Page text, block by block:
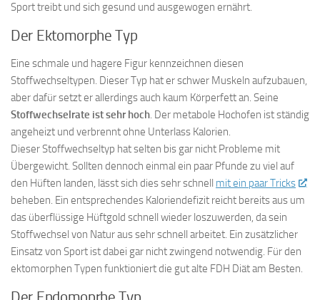
Sport treibt und sich gesund und ausgewogen ernährt.
Der Ektomorphe Typ
Eine schmale und hagere Figur kennzeichnen diesen
Stoffwechseltypen. Dieser Typ hat er schwer Muskeln aufzubauen,
aber dafür setzt er allerdings auch kaum Körperfett an. Seine
Stoffwechselrate ist sehr hoch. Der metabole Hochofen ist ständig
angeheizt und verbrennt ohne Unterlass Kalorien.
Dieser Stoffwechseltyp hat selten bis gar nicht Probleme mit
Übergewicht. Sollten dennoch einmal ein paar Pfunde zu viel auf
den Hüften landen, lässt sich dies sehr schnell mit ein paar Tricks
beheben. Ein entsprechendes Kaloriendefizit reicht bereits aus um
das überflüssige Hüftgold schnell wieder loszuwerden, da sein
Stoffwechsel von Natur aus sehr schnell arbeitet. Ein zusätzlicher
Einsatz von Sport ist dabei gar nicht zwingend notwendig. Für den
ektomorphen Typen funktioniert die gut alte FDH Diät am Besten.